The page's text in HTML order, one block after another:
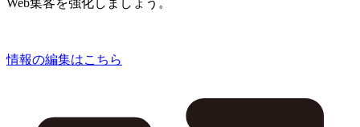
情報の編集はこちら